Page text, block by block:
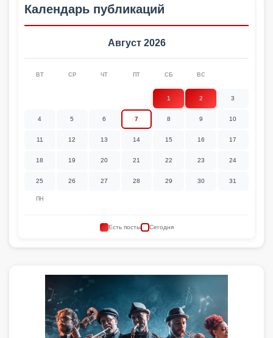
Календарь публикаций
Август 2026
ПН
ВТ СР ЧТ ПТ СБ ВС
1 2 3
4 5 6 7 8 9 10
11 12 13 14 15 16 17
18 19 20 21 22 23 24
25 26 27 28 29 30 31
Есть посты Сегодня